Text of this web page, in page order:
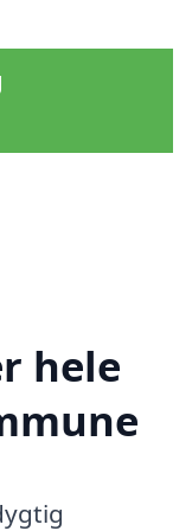
hele